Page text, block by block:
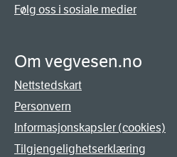
Følg oss i sosiale medier
Om vegvesen.no
Nettstedskart
Personvern
Informasjonskapsler (cookies)
Tilgjengelighetserklæring